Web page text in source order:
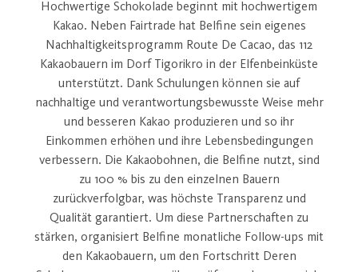
Hochwertige Schokolade beginnt mit hochwertigem
Kakao. Neben Fairtrade hat Belfine sein eigenes
Nachhaltigkeitsprogramm Route De Cacao, das 112
Kakaobauern im Dorf Tigorikro in der Elfenbeinküste
unterstützt. Dank Schulungen können sie auf
nachhaltige und verantwortungsbewusste Weise mehr
und besseren Kakao produzieren und so ihr
Einkommen erhöhen und ihre Lebensbedingungen
verbessern. Die Kakaobohnen, die Belfine nutzt, sind
zu 100 % bis zu den einzelnen Bauern
zurückverfolgbar, was höchste Transparenz und
Qualität garantiert. Um diese Partnerschaften zu
stärken, organisiert Belfine monatliche Follow-ups mit
den Kakaobauern, um den Fortschritt Deren